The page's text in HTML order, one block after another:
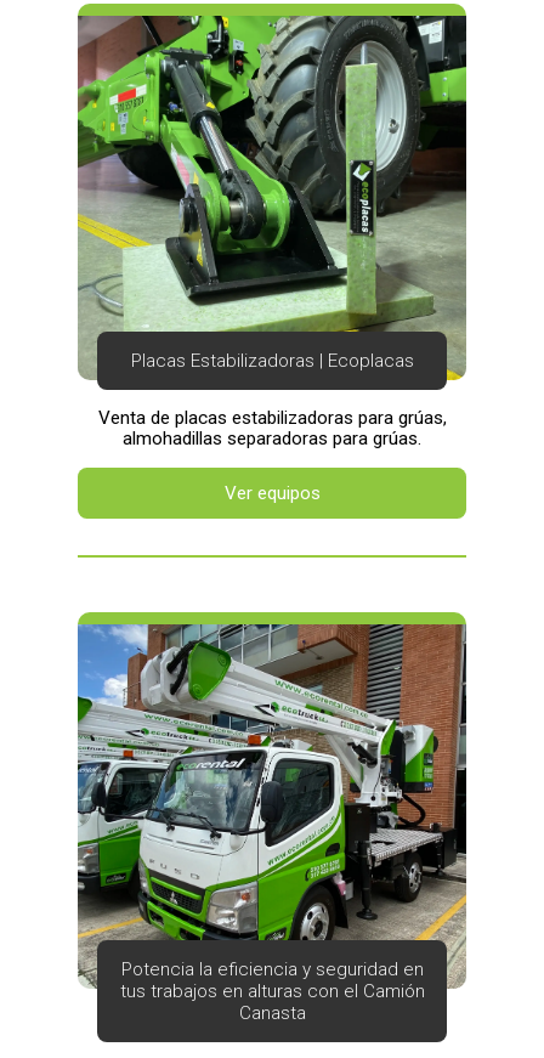
Placas Estabilizadoras | Ecoplacas
Venta de placas estabilizadoras para grúas,
almohadillas separadoras para grúas.
Ver equipos
Potencia la eficiencia y seguridad en
tus trabajos en alturas con el Camión
Canasta